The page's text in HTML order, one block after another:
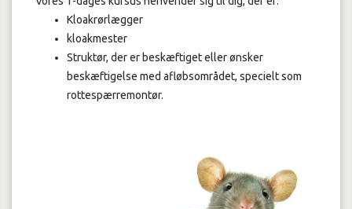
Kloakrørlægger
kloakmester
Struktør, der er beskæftiget eller ønsker
beskæftigelse med afløbsområdet, specielt som
rottespærremontør.